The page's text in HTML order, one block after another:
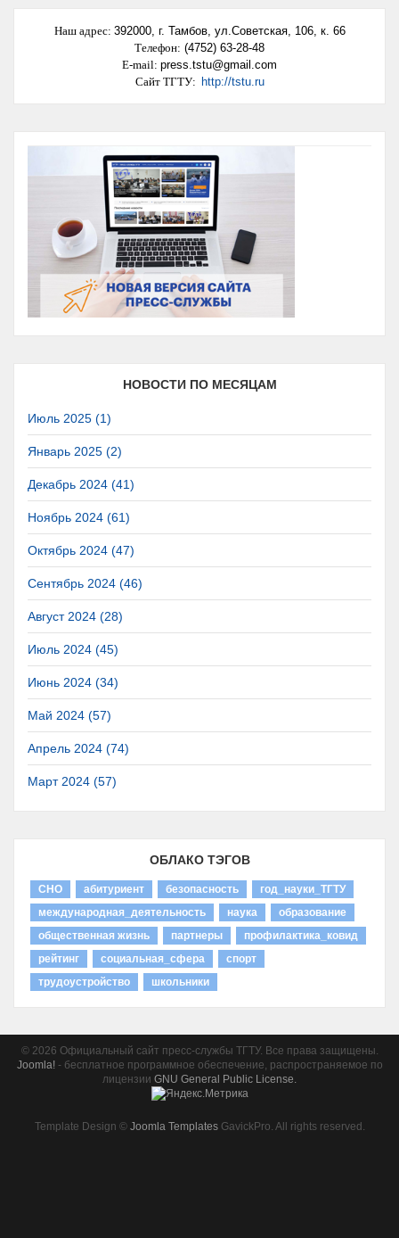
Наш адрес: 392000, г. Тамбов, ул.Советская, 106, к. 66
Телефон: (4752) 63-28-48
E-mail: press.tstu@gmail.com
Сайт ТГТУ: http://tstu.ru
НОВОСТИ ПО МЕСЯЦАМ
Июль 2025 (1)
Январь 2025 (2)
Декабрь 2024 (41)
Ноябрь 2024 (61)
Октябрь 2024 (47)
Сентябрь 2024 (46)
Август 2024 (28)
Июль 2024 (45)
Июнь 2024 (34)
Май 2024 (57)
Апрель 2024 (74)
Март 2024 (57)
ОБЛАКО ТЭГОВ
СНО абитуриент безопасность
год_науки_ТГТУ
международная_деятельность
наука
образование
общественная жизнь
партнеры
профилактика_ковид
рейтинг
социальная_сфера
спорт
трудоустройство
школьники
© 2026 Официальный сайт пресс-службы ТГТУ. Все права защищены.
Joomla!- бесплатное программное обеспечение, распространяемое по
лицензии GNU General Public License.
Template Design © Joomla TemplatesGavickPro. All rights reserved.